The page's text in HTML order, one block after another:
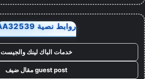
روابط نصية AA32539
خدمات الباك لينك والجيست
guest post مقال ضيف